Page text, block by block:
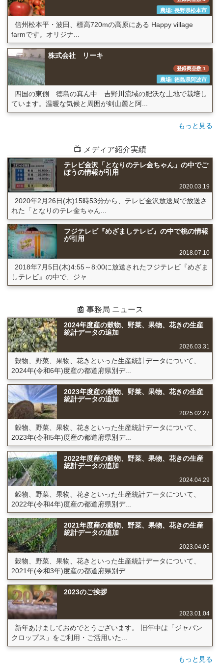
農場: 長野県松本市
信州松本平・波田、標高720mの高原にある Happy village
farmです。オリジナ...
株式会社 リーキ
登録商品数:1
農場: 徳島県阿波市
四国の東側 徳島の真ん中 吉野川流域の肥沃な土地で栽培し
ています。温暖な気候と周囲が剣山麓と阿...
もっと見る
📺 メディア紹介実績
テレビ金沢「となりのテレ金ちゃん」の中でご
ぼうの情報が引用
2020.03.19
2020年2月26日(木)15時53分から、テレビ金沢放送局で放送さ
れた「となりのテレ金ちゃん...
フジテレビ『めざましテレビ』の中で桃の情報
が引用
2018.07.10
2018年7月5日(木)4:55～8:00に放送されたフジテレビ『めざま
しテレビ』の中で、ジャ...
📰 事務局 ニュース
2024年度産の穀物、野菜、果物、花きの生産
統計データの追加
2026.03.31
穀物、野菜、果物、花きといった生産統計データについて、
2024年(令和6年)度産の都道府県別デ...
2023年度産の穀物、野菜、果物、花きの生産
統計データの追加
2025.02.27
穀物、野菜、果物、花きといった生産統計データについて、
2023年(令和5年)度産の都道府県別デ...
2022年度産の穀物、野菜、果物、花きの生産
統計データの追加
2024.04.29
穀物、野菜、果物、花きといった生産統計データについて、
2022年(令和4年)度産の都道府県別デ...
2021年度産の穀物、野菜、果物、花きの生産
統計データの追加
2023.04.06
穀物、野菜、果物、花きといった生産統計データについて、
2021年(令和3年)度産の都道府県別デ...
2023のご挨拶
2023.01.04
新年あけましておめでとうございます。 旧年中は「ジャパン
クロップス」をご利用・ご活用いた...
もっと見る